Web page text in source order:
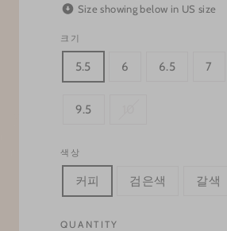
Size showing below in US size
크기
5.5 6 6.5 7
9.5
색상
커피 검은색 갈색
QUANTITY